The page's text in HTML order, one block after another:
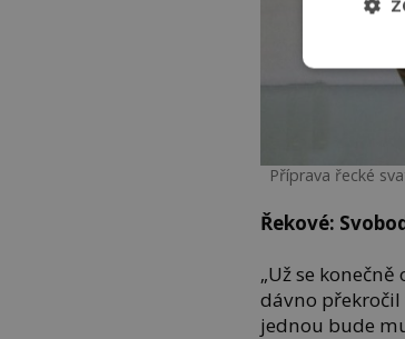
Příprava řecké
Řekové:
„Už se
dávno překročil
jednou bude